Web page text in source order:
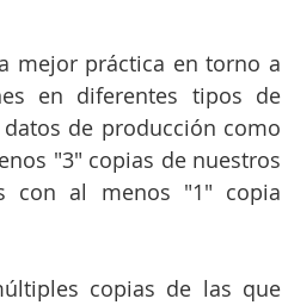
mejor práctica en torno a
en diferentes tipos de
de producción como
"3" copias de nuestros
con al menos "1" copia
copias de las que